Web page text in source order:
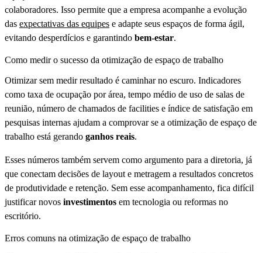
colaboradores. Isso permite que a empresa acompanhe a evolução
das expectativas das equipes e adapte seus espaços de forma ágil,
evitando desperdícios e garantindo bem-estar.
Como medir o sucesso da otimização de espaço de trabalho
Otimizar sem medir resultado é caminhar no escuro. Indicadores
como taxa de ocupação por área, tempo médio de uso de salas de
reunião, número de chamados de facilities e índice de satisfação em
pesquisas internas ajudam a comprovar se a otimização de espaço de
trabalho está gerando ganhos reais.
Esses números também servem como argumento para a diretoria, já
que conectam decisões de layout e metragem a resultados concretos
de produtividade e retenção. Sem esse acompanhamento, fica difícil
justificar novos investimentos em tecnologia ou reformas no
escritório.
Erros comuns na otimização de espaço de trabalho